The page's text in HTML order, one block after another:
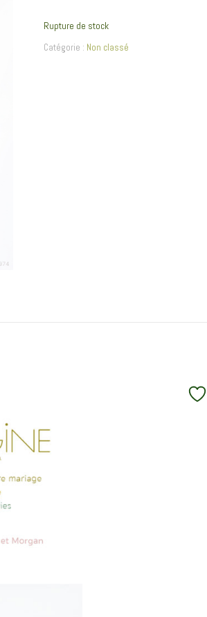
Rupture de stock
Catégorie : Non classé